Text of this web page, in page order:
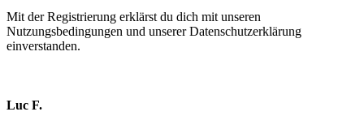
Mit der Registrierung erklärst du dich mit unseren
Nutzungsbedingungen und unserer Datenschutzerklärung
einverstanden.
Luc F.